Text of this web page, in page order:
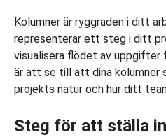
Kolumner är ryggraden i ditt
representerar ett steg i ditt
visualisera flödet av uppgifter
är att se till att dina kolumner
projekts natur och hur ditt
Steg för att ställa in